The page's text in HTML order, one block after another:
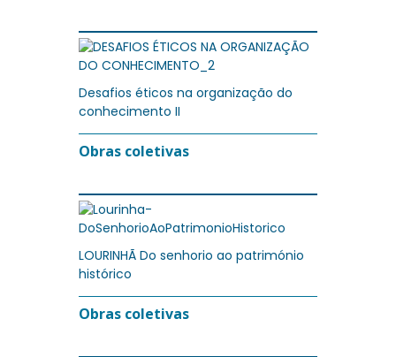
Desafios éticos na organização do
conhecimento II
Obras coletivas
LOURINHÃ Do senhorio ao património
histórico
Obras coletivas